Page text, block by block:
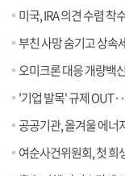
미국, IRA 의견 수렴
부친 사망 숨기고 상속
오미크론 대응 개량백
'기업 발목' 규제 OUT···한
공공기관, 올겨울 에너
여순사건위원회, 첫 희